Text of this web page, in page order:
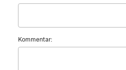
Kommentar: